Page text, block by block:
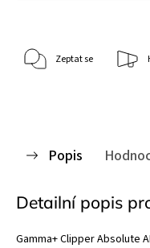
Zeptat se
Popis
Detailní popis
Gamma+ Clipper Absolute